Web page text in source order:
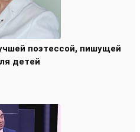
поэтессой, пишущей
детей